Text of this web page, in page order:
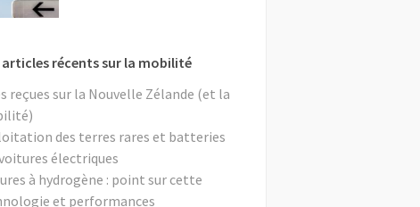
articles récents sur la mobilité
reçues sur la Nouvelle Zélande (et la
des terres rares et batteries
électriques
à hydrogène : point sur cette
et performances